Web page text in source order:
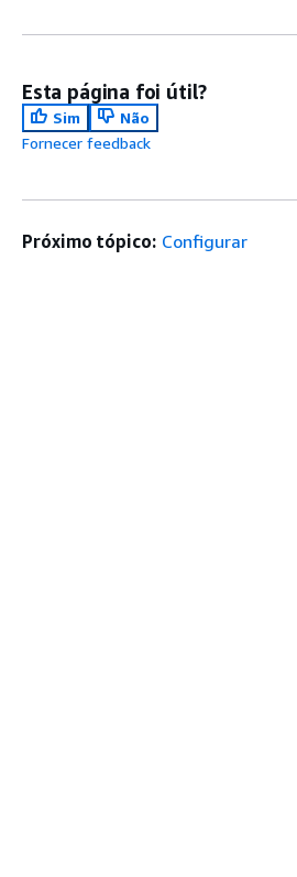
Esta página foi útil?
Sim
Não
Fornecer feedback
Próximo tópico: Configurar